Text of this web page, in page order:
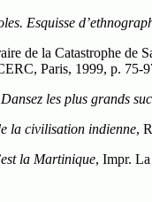
Esquisse
de la Catastrophe de
Paris, 1999, p. 75-
Dansez les plus grands
la civilisation indienne,
la Martinique, Impr.